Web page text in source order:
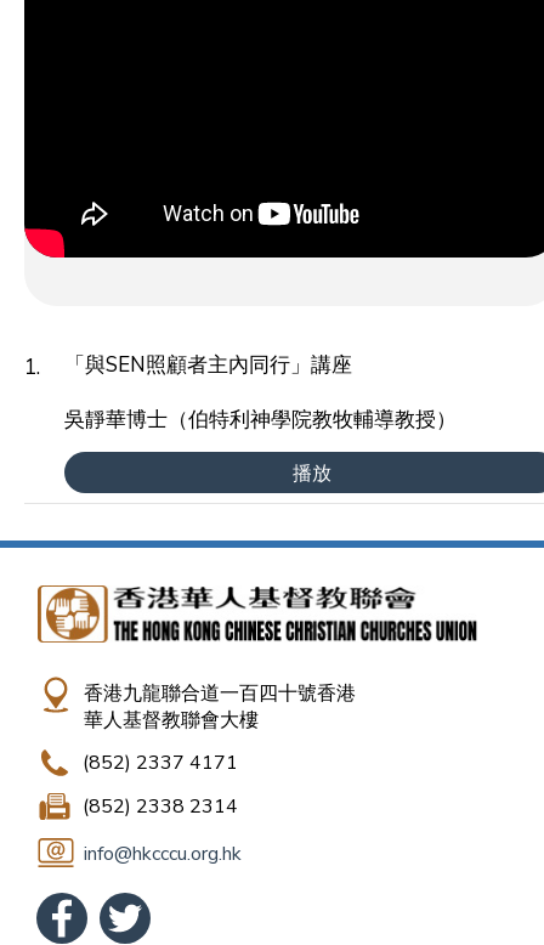
1.
「與SEN照顧者主內同行」講座
吳靜華博士（伯特利神學院教牧輔導教授）
播放
香港九龍聯合道一百四十號香港
華人基督教聯會大樓
(852) 2337 4171
(852) 2338 2314
info@hkcccu.org.hk